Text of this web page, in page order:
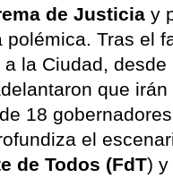
de Justicia y
polémica. Tras el
la Ciudad, desde
que irán
18
el
de Todos (FdT) y